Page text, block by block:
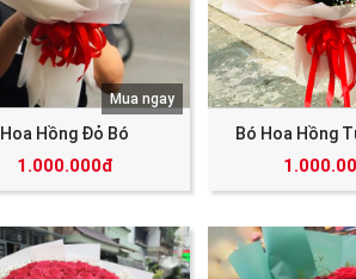
Hoa Hồng Đỏ Bó
1.000.000đ
Mua ngay
Bó Hoa Hồng